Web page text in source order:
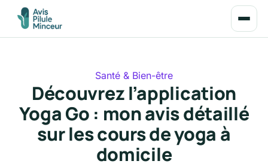
Santé & Bien-être
Découvrez l’application
Yoga Go : mon avis détaillé
sur les cours de yoga à
domicile